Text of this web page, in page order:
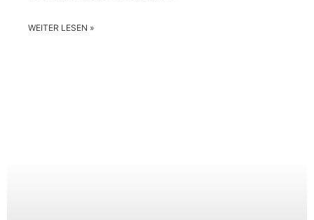
WEITER LESEN »